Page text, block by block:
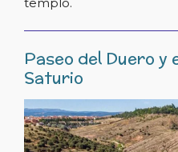
templo.
Paseo del Duero y
Saturio